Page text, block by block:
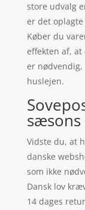
store udvalg
er det
Køber du
effekten af, at
er
huslejen.
sæsons
Vidste du, at
danske
som ikke
Dansk lov
14 dages